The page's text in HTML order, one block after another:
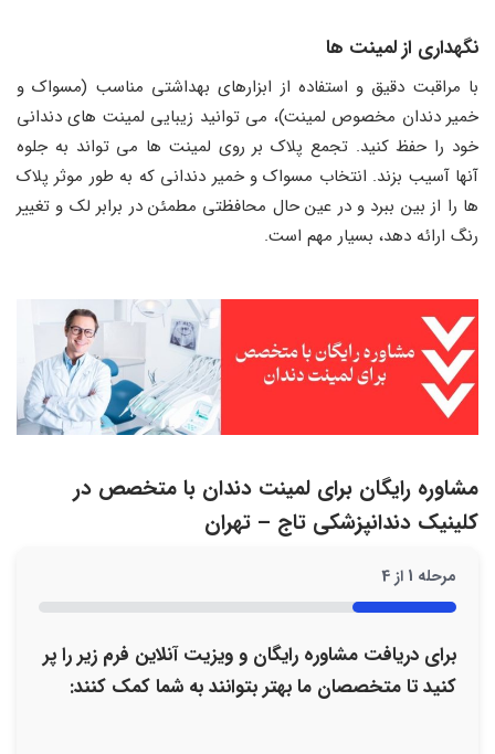
نگهداری از لمینت ها
با مراقبت دقیق و استفاده از ابزارهای بهداشتی مناسب (مسواک و
خمیر دندان مخصوص لمینت)، می توانید زیبایی لمینت های دندانی
خود را حفظ کنید. تجمع پلاک بر روی لمینت ها می تواند به جلوه
آنها آسیب بزند. انتخاب مسواک و خمیر دندانی که به طور موثر پلاک
ها را از بین ببرد و در عین حال محافظتی مطمئن در برابر لک و تغییر
رنگ ارائه دهد، بسیار مهم است.
مشاوره رایگان برای لمینت دندان با متخصص در
کلینیک دندانپزشکی تاج – تهران
مرحله 1 از4
25%
برای دریافت مشاوره رایگان و ویزیت آنلاین فرم زیر را پر
کنید تا متخصصان ما بهتر بتوانند به شما کمک کنند: